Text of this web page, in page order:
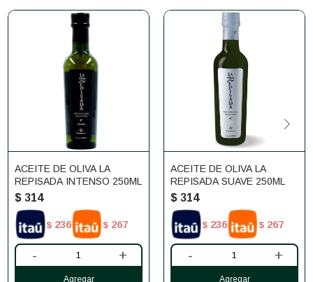
ACEITE DE OLIVA LA
REPISADA INTENSO 250ML
$ 314
$ 236 $ 267
- +
ACEITE DE OLIVA LA
REPISADA SUAVE 250ML
$ 314
$ 236 $ 267
- +